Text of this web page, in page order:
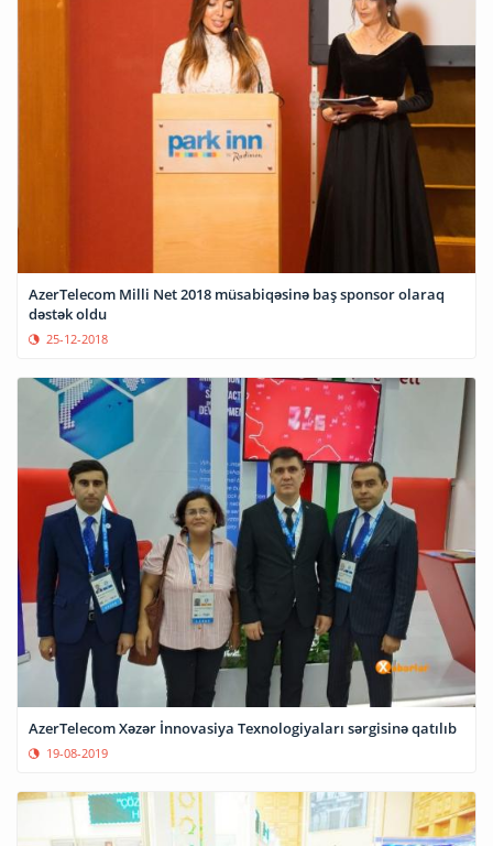
AzerTelecom Milli Net 2018 müsabiqəsinə baş sponsor olaraq
dəstək oldu
25-12-2018
AzerTelecom Xəzər İnnovasiya Texnologiyaları sərgisinə qatılıb
19-08-2019